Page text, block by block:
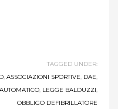
TAGGED UNDER:
, ASSOCIAZIONI SPORTIVE, DAE,
, LEGGE BALDUZZI,
OBBLIGO DEFIBRILLATORE